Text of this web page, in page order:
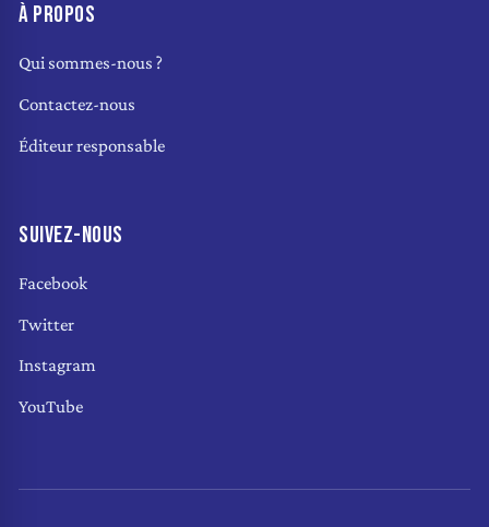
À PROPOS
Qui sommes-nous ?
Contactez-nous
Éditeur responsable
SUIVEZ-NOUS
Facebook
Twitter
Instagram
YouTube